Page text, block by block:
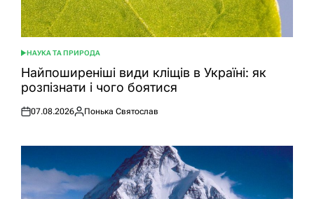
ОПУБЛІКУВАТИ
У
НАУКА ТА ПРИРОДА
Найпоширеніші види кліщів в Україні: як
розпізнати і чого боятися
Оприлюднено
07.08.2026
Опубліковано
Понька Святослав